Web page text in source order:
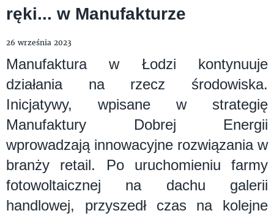
ręki... w Manufakturze
26 września 2023
Manufaktura w Łodzi kontynuuje
działania na rzecz środowiska.
Inicjatywy, wpisane w strategię
Manufaktury Dobrej Energii
wprowadzają innowacyjne rozwiązania w
branży retail. Po uruchomieniu farmy
fotowoltaicznej na dachu galerii
handlowej, przyszedł czas na kolejne